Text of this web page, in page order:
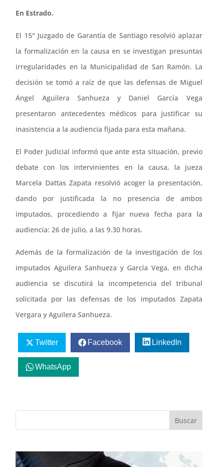
En Estrado.
El 15° Juzgado de Garantía de Santiago resolvió aplazar
la formalización en la causa en se investigan presuntas
irregularidades en la Municipalidad de San Ramón. La
decisión se tomó a raíz de que las defensas de Miguel
Ángel Aguilera Sanhueza y Daniel García Vega
presentaron antecedentes médicos para justificar su
inasistencia a la audiencia fijada para esta mañana.
El Poder Judicial informó que ante esta situación, previo
debate con los intervinientes en la causa, la jueza
Marcela Dattas Zapata resolvió acoger la presentación,
dando por justificada la no presencia de ambos
imputados, procediendo a fijar nueva fecha para la
audiencia: 26 de julio, a las 9.30 horas.
Además de la formalización de la investigación de los
imputados Aguilera Sanhueza y García Vega, en dicha
audiencia se discutirá la incompetencia del tribunal
solicitada por las defensas de los imputados Zapata
Vergara y Aguilera Sanhueza.
Twitter Facebook LinkedIn
WhatsApp